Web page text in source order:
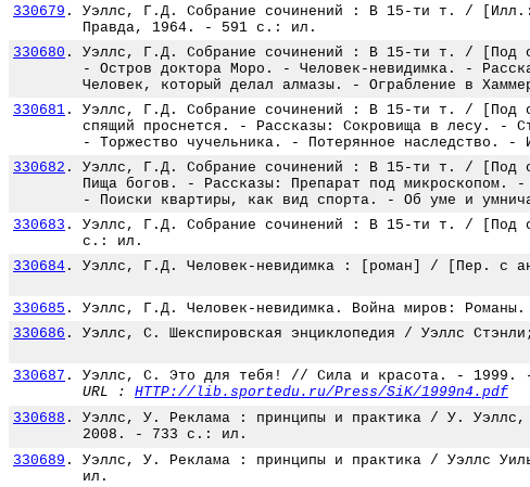
330679 .
Уэллс, Г.Д. Собрание сочинений : В 15-ти т. /
Правда, 1964. - 591 с.: ил.
330680 .
Уэллс, Г.Д. Собрание сочинений : В 15-ти т. / [Под
- Остров доктора Моро. - Человек-невидимка. -
Человек, который делал алмазы. - Ограбление в
330681 .
Уэллс, Г.Д. Собрание сочинений : В 15-ти т. / [Под
спящий проснется. - Рассказы: Сокровища в лесу. -
- Торжество чучельника. - Потерянное
330682 .
Уэллс, Г.Д. Собрание сочинений : В 15-ти т. / [Под
Пища богов. - Рассказы: Препарат под микроскопом.
- Поиски квартиры, как вид спорта. - Об уме и
330683 .
Уэллс, Г.Д. Собрание сочинений : В 15-ти т. /
с.: ил.
330684 . Уэллс, Г.Д. Человек-невидимка : [роман] / [Пер. с
330685 . Уэллс, Г.Д. Человек-невидимка. Война миров:
330686 . Уэллс, С. Шекспировская энциклопедия / Уэллс
330687 .
Уэллс, С. Это для тебя! // Сила и красота. -
URL : HTTP://lib.sportedu.ru/Press/SiK/1999n4.pdf
330688 .
Уэллс, У. Реклама : принципы и практика / У.
2008. - 733 с.: ил.
330689 .
Уэллс, У. Реклама : принципы и практика / Уэллс
ил.